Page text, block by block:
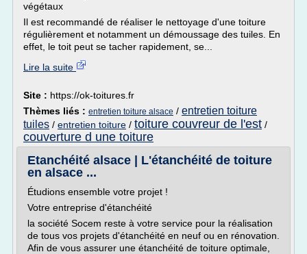
végétaux
Il est recommandé de réaliser le nettoyage d'une toiture
régulièrement et notamment un démoussage des tuiles. En
effet, le toit peut se tacher rapidement, se...
Lire la suite
Site : https://ok-toitures.fr
Thèmes liés : entretien toiture alsace / entretien toiture
tuiles / entretien toiture / toiture couvreur de l'est /
couverture d une toiture
Etanchéité alsace | L'étanchéité de toiture
en alsace ...
Étudions ensemble votre projet !
Votre entreprise d'étanchéité
la société Socem reste à votre service pour la réalisation
de tous vos projets d'étanchéité en neuf ou en rénovation.
Afin de vous assurer une étanchéité de toiture optimale,